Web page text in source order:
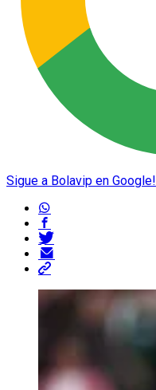
Sigue a Bolavip en Google!